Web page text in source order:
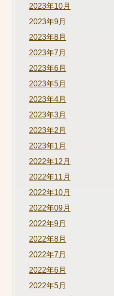
2023年10月
2023年9月
2023年8月
2023年7月
2023年6月
2023年5月
2023年4月
2023年3月
2023年2月
2023年1月
2022年12月
2022年11月
2022年10月
2022年09月
2022年9月
2022年8月
2022年7月
2022年6月
2022年5月